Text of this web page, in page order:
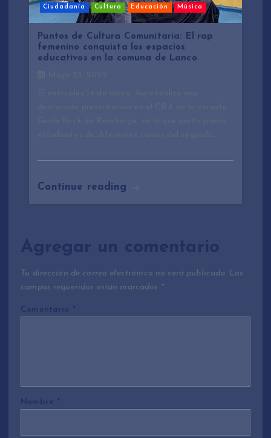
Ciudadanía Cultura Educación Música
Puntos de Cultura Comunitaria: El rap
femenino conquista los espacios
educativos en la comuna de Lanco
Continue reading
Agregar un comentario
Tu dirección de correo electrónico no será publicada. Los
campos requeridos están marcados *
Comentario *
Nombre *